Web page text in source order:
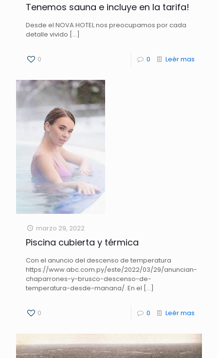
Tenemos sauna e incluye en la tarifa!
Desde el NOVA HOTEL nos preocupamos por cada
detalle vivido […]
0 0 Leèr mas
marzo 29, 2022
Piscina cubierta y térmica
Con el anuncio del descenso de temperatura
https://www.abc.com.py/este/2022/03/29/anuncian-
chaparrones-y-brusco-descenso-de-
temperatura-desde-manana/. En el […]
0 0 Leèr mas